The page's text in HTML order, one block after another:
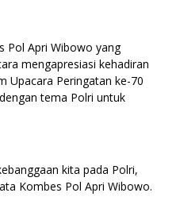
Pol Apri Wibowo yang
mengapresiasi kehadiran
Upacara Peringatan ke-70
tema Polri untuk
kita pada Polri,
Kombes Pol Apri Wibowo.